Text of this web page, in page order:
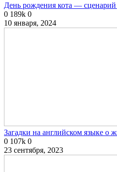
День рождения кота — сценарий
0 189k 0
10 января, 2024
Загадки на английском языке о
0 107k 0
23 сентября, 2023